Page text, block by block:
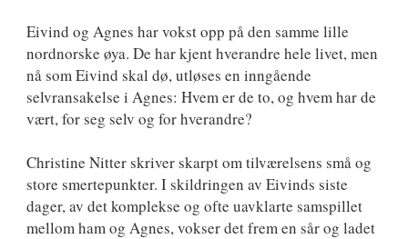
Eivind og Agnes har vokst opp på den samme lille
nordnorske øya. De har kjent hverandre hele livet, men
nå som Eivind skal dø, utløses en inngående
selvransakelse i Agnes: Hvem er de to, og hvem har de
vært, for seg selv og for hverandre?
Christine Nitter skriver skarpt om tilværelsens små og
store smertepunkter. I skildringen av Eivinds siste
dager, av det komplekse og ofte uavklarte samspillet
mellom ham og Agnes, vokser det frem en sår og ladet